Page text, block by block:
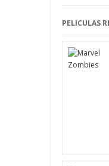
problemas
PELICULAS